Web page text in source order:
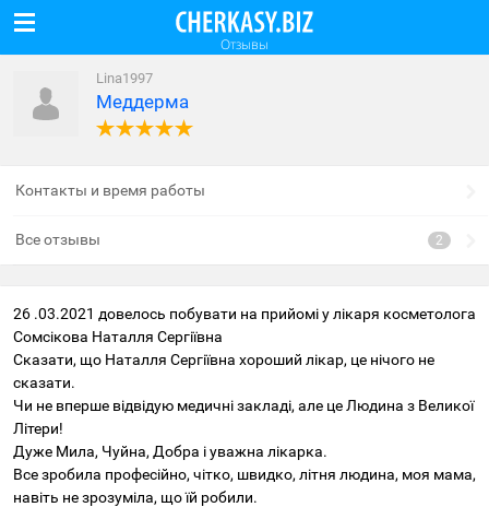
Отзывы
Lina1997
Меддерма
Контакты и время работы
Все отзывы
26 .03.2021 довелось побувати на прийомі у лікаря косметолога
Сомсікова Наталля Сергіївна
Сказати, що Наталля Сергіївна хороший лікар, це нічого не
сказати.
Чи не вперше відвідую медичні закладі, але це Людина з Великої
Літери!
Дуже Мила, Чуйна, Добра і уважна лікарка.
Все зробила професійно, чітко, швидко, літня людина, моя мама,
навіть не зрозуміла, що їй робили.